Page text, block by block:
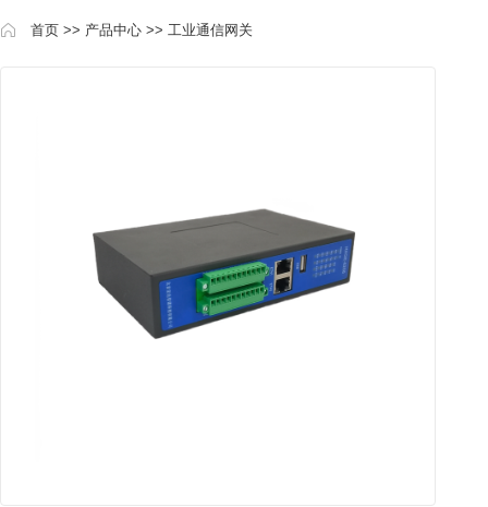
首页 >> 产品中心 >> 工业通信网关